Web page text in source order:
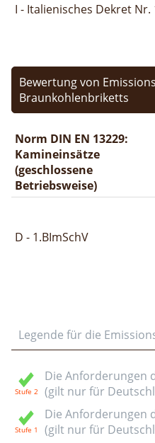
I - Italienisches Dekret Nr.
Bewertung von
Braunkohlenbriketts
Norm DIN EN 13229:
Kamineinsätze
(geschlossene
Betriebsweise)
D - 1.BImSchV
Legende für die
Die Anforderungen
(gilt nur für
Die Anforderungen
(gilt nur für